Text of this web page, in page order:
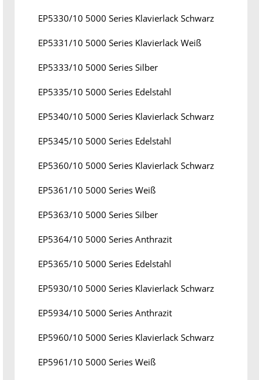
EP5330/10 5000 Series Klavierlack Schwarz
EP5331/10 5000 Series Klavierlack Weiß
EP5333/10 5000 Series Silber
EP5335/10 5000 Series Edelstahl
EP5340/10 5000 Series Klavierlack Schwarz
EP5345/10 5000 Series Edelstahl
EP5360/10 5000 Series Klavierlack Schwarz
EP5361/10 5000 Series Weiß
EP5363/10 5000 Series Silber
EP5364/10 5000 Series Anthrazit
EP5365/10 5000 Series Edelstahl
EP5930/10 5000 Series Klavierlack Schwarz
EP5934/10 5000 Series Anthrazit
EP5960/10 5000 Series Klavierlack Schwarz
EP5961/10 5000 Series Weiß